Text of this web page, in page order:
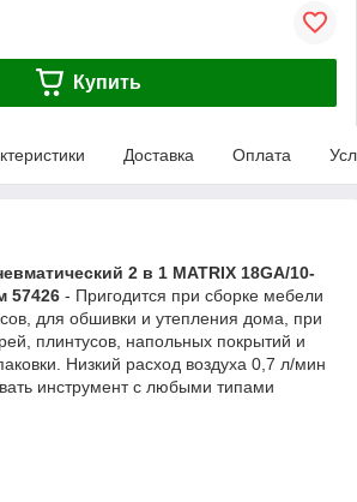
Купить
Доставка Оплата
2 в 1 MATRIX 18GA/10-
57426 - Пригодится при сборке мебели
для обшивки и утепления дома, при
плинтусов, напольных покрытий и
Низкий расход воздуха 0,7 л/мин
инструмент с любыми типами